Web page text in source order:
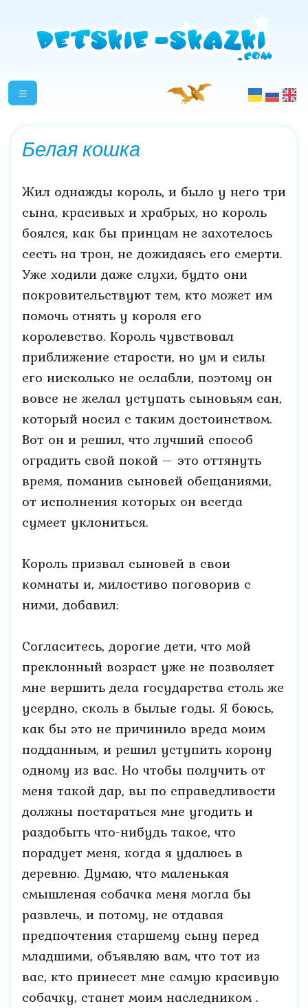
Белая кошка
Жил однажды король, и было у него три
сына, красивых и храбрых, но король
боялся, как бы принцам не захотелось
сесть на трон, не дожидаясь его смерти.
Уже ходили даже слухи, будто они
покровительствуют тем, кто может им
помочь отнять у короля его
королевство. Король чувствовал
приближение старости, но ум и силы
его нисколько не ослабли, поэтому он
вовсе не желал уступать сыновьям сан,
который носил с таким достоинством.
Вот он и решил, что лучший способ
оградить свой покой – это оттянуть
время, поманив сыновей обещаниями,
от исполнения которых он всегда
сумеет уклониться.
Король призвал сыновей в свои
комнаты и, милостиво поговорив с
ними, добавил:
Согласитесь, дорогие дети, что мой
преклонный возраст уже не позволяет
мне вершить дела государства столь же
усердно, сколь в былые годы. Я боюсь,
как бы это не причинило вреда моим
подданным, и решил уступить корону
одному из вас. Но чтобы получить от
меня такой дар, вы по справедливости
должны постараться мне угодить и
раздобыть что-нибудь такое, что
порадует меня, когда я удалюсь в
деревню. Думаю, что маленькая
смышленая собачка меня могла бы
развлечь, и потому, не отдавая
предпочтения старшему сыну перед
младшими, объявляю вам, что тот из
вас, кто принесет мне самую красивую
собачку, станет моим наследником .